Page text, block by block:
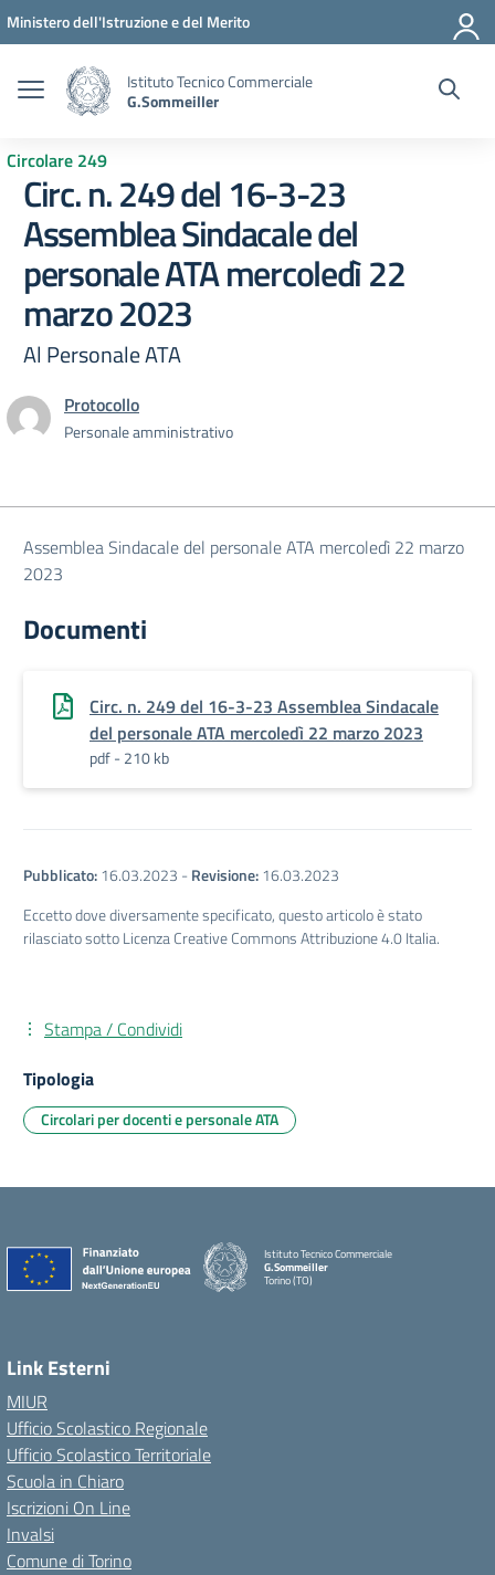
Vai ai contenuti
Vai al menu di navigazione
Vai al footer
Ministero dell'Istruzione e del Merito
Istituto Tecnico Commerciale
G.Sommeiller
Circolare 249
Circ. n. 249 del 16-3-23
Assemblea Sindacale del
personale ATA mercoledì 22
marzo 2023
Al Personale ATA
Protocollo
Personale amministrativo
Assemblea Sindacale del personale ATA mercoledì 22 marzo
2023
Documenti
Circ. n. 249 del 16-3-23 Assemblea Sindacale
del personale ATA mercoledì 22 marzo 2023
pdf - 210 kb
Pubblicato:16.03.2023 -Revisione:16.03.2023
Eccetto dove diversamente specificato, questo articolo è stato
rilasciato sotto Licenza Creative Commons Attribuzione 4.0 Italia.
Stampa / Condividi
Tipologia
Circolari per docenti e personale ATA
Istituto Tecnico Commerciale
G.Sommeiller
Torino (TO)
Link Esterni
MIUR
Ufficio Scolastico Regionale
Ufficio Scolastico Territoriale
Scuola in Chiaro
Iscrizioni On Line
Invalsi
Comune di Torino